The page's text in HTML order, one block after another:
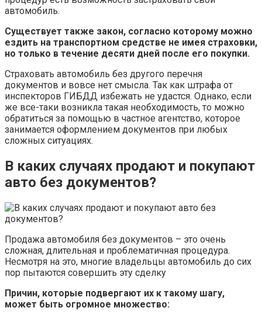
автомобиль.
Существует также закон, согласно которому можно
ездить на транспортном средстве не имея страховки,
но только в течение десяти дней после его покупки.
Страховать автомобиль без другого перечня
документов и вовсе нет смысла. Так как штрафа от
инспекторов ГИБДД избежать не удастся. Однако, если
же все-таки возникла такая необходимость, то можно
обратиться за помощью в частное агентство, которое
занимается оформлением документов при любых
сложных ситуациях.
В каких случаях продают и покупают
авто без документов?
Продажа автомобиля без документов – это очень
сложная, длительная и проблематичная процедура.
Несмотря на это, многие владельцы автомобиль до сих
пор пытаются совершить эту сделку
Причин, которые подвергают их к такому шагу,
может быть огромное множество: